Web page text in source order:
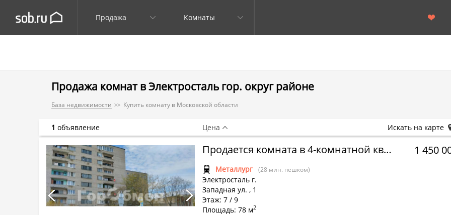
Продажа Комнаты
Продажа комнат в Электросталь гор. округ районе
База недвижимости Купить комнату в Московской области
Продается комната в 4-комнатной квартире
Металлург (28 мин. пешком)
Электросталь г.
Западная ул. , 1
Этаж: 7 / 9
Площадь: 78 м2
1 450
1 объявление Цена Искать на карте